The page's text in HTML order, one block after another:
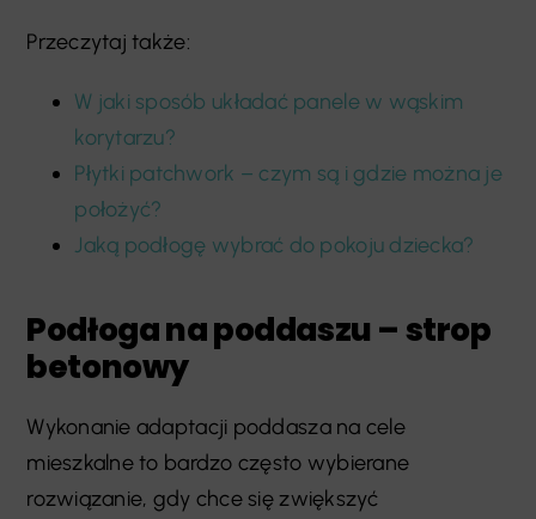
Przeczytaj także:
W jaki sposób układać panele w wąskim
korytarzu?
Płytki patchwork – czym są i gdzie można je
położyć?
Jaką podłogę wybrać do pokoju dziecka?
Podłoga na poddaszu – strop
betonowy
Wykonanie adaptacji poddasza na cele
mieszkalne to bardzo często wybierane
rozwiązanie, gdy chce się zwiększyć